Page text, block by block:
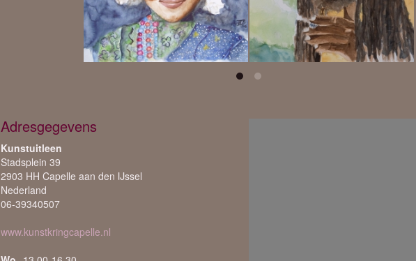
Adresgegevens
Kunstuitleen
Stadsplein 39
2903 HH Capelle aan den IJssel
Nederland
06-39340507
www.kunstkringcapelle.nl